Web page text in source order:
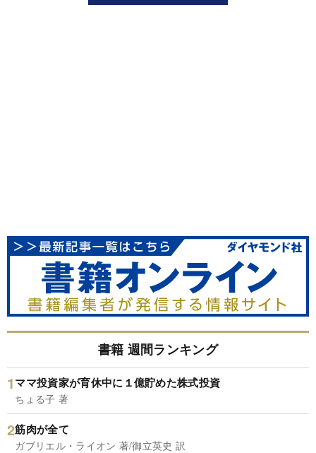
書籍 週間ランキング
ママ投資家が育休中に１億貯めた株式投資
ちょる子 著
筋肉が全て
ガブリエル・ライオン 著/御立英史 訳